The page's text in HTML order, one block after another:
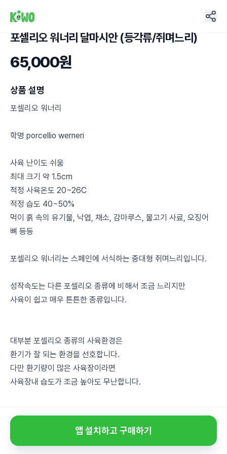
포셀리오 워너리 달마시안 (등각류/쥐며느리)
65,000원
상품 설명
포셀리오 워너리
학명 porcellio werneri
사육 난이도 쉬움
최대 크기 약 1.5cm
적정 사육온도 20~26C
적정 습도 40~50%
먹이 흙 속의 유기물, 낙엽, 채소, 감마루스, 물고기 사료, 오징어
뼈 등등
포셀리오 워너리는 스페인에 서식하는 중대형 쥐며느리입니다.
성작속도는 다른 포셀리오 종류에 비해서 조금 느리지만
사육이 쉽고 매우 튼튼한 종류입니다.
대부분 포셀리오 종류의 사육환경은
환기가 잘 되는 환경을 선호합니다.
다만 환기량이 많은 사육장이라면
사육장내 습도가 조금 높아도 무난합니다.
앱 설치하고 구매하기